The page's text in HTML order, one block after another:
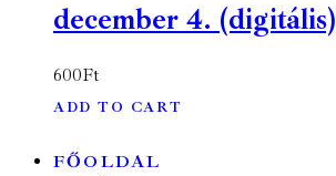
december 4. (digitális)
600Ft
ADD TO CART
FŐOLDAL